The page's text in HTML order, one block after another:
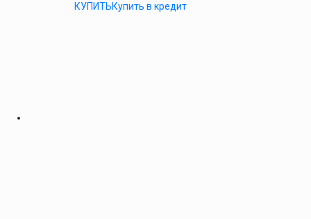
КУПИТЬКупить в кредит